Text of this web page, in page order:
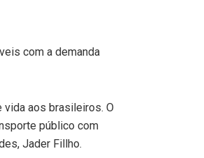
com a demanda
vida aos brasileiros. O
público com
Jader Fillho.